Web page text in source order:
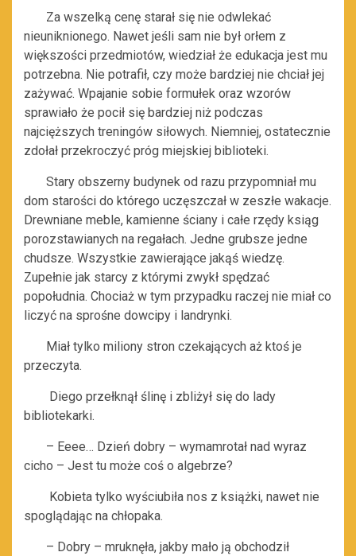
Za wszelką cenę starał się nie odwlekać
nieuniknionego. Nawet jeśli sam nie był orłem z
większości przedmiotów, wiedział że edukacja jest mu
potrzebna. Nie potrafił, czy może bardziej nie chciał jej
zażywać. Wpajanie sobie formułek oraz wzorów
sprawiało że pocił się bardziej niż podczas
najcięższych treningów siłowych. Niemniej, ostatecznie
zdołał przekroczyć próg miejskiej biblioteki.
Stary obszerny budynek od razu przypomniał mu
dom starości do którego uczęszczał w zeszłe wakacje.
Drewniane meble, kamienne ściany i całe rzędy ksiąg
porozstawianych na regałach. Jedne grubsze jedne
chudsze. Wszystkie zawierające jakąś wiedzę.
Zupełnie jak starcy z którymi zwykł spędzać
popołudnia. Chociaż w tym przypadku raczej nie miał co
liczyć na sprośne dowcipy i landrynki.
Miał tylko miliony stron czekających aż ktoś je
przeczyta.
Diego przełknął ślinę i zbliżył się do lady
bibliotekarki.
– Eeee… Dzień dobry – wymamrotał nad wyraz
cicho – Jest tu może coś o algebrze?
Kobieta tylko wyściubiła nos z książki, nawet nie
spoglądając na chłopaka.
– Dobry – mruknęła, jakby mało ją obchodził